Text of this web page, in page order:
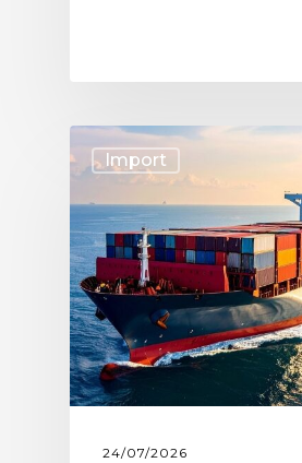
Import
24/07/2026